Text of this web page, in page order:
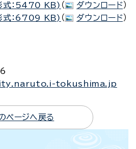
式：5470 KB) （ ダウンロード）
式：6709 KB) （ ダウンロード）
tokushima.jp
ページへ戻る